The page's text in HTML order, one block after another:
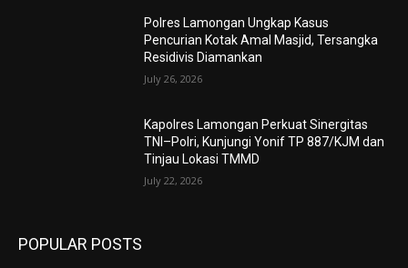
Polres Lamongan Ungkap Kasus
Pencurian Kotak Amal Masjid, Tersangka
Residivis Diamankan
July 26, 2026
Kapolres Lamongan Perkuat Sinergitas
TNI–Polri, Kunjungi Yonif TP 887/KJM dan
Tinjau Lokasi TMMD
July 22, 2026
POPULAR POSTS